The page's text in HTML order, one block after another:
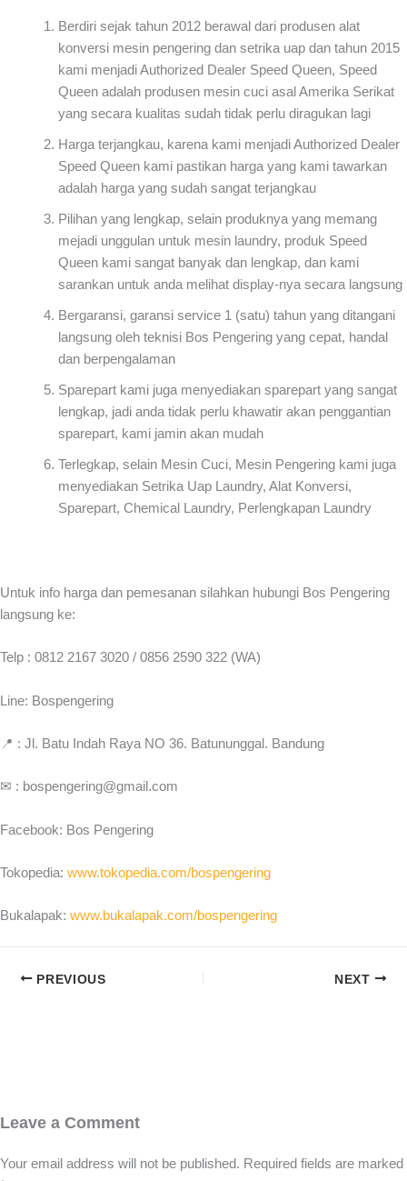
Berdiri sejak tahun 2012 berawal dari produsen alat
konversi mesin pengering dan setrika uap dan tahun 2015
kami menjadi Authorized Dealer Speed Queen, Speed
Queen adalah produsen mesin cuci asal Amerika Serikat
yang secara kualitas sudah tidak perlu diragukan lagi
Harga terjangkau, karena kami menjadi Authorized Dealer
Speed Queen kami pastikan harga yang kami tawarkan
adalah harga yang sudah sangat terjangkau
Pilihan yang lengkap, selain produknya yang memang
mejadi unggulan untuk mesin laundry, produk Speed
Queen kami sangat banyak dan lengkap, dan kami
sarankan untuk anda melihat display-nya secara langsung
Bergaransi, garansi service 1 (satu) tahun yang ditangani
langsung oleh teknisi Bos Pengering yang cepat, handal
dan berpengalaman
Sparepart kami juga menyediakan sparepart yang sangat
lengkap, jadi anda tidak perlu khawatir akan penggantian
sparepart, kami jamin akan mudah
Terlegkap, selain Mesin Cuci, Mesin Pengering kami juga
menyediakan Setrika Uap Laundry, Alat Konversi,
Sparepart, Chemical Laundry, Perlengkapan Laundry
Untuk info harga dan pemesanan silahkan hubungi Bos Pengering
langsung ke:
Telp : 0812 2167 3020 / 0856 2590 322 (WA)
Line: Bospengering
📍 : Jl. Batu Indah Raya NO 36. Batununggal. Bandung
✉ : bospengering@gmail.com
Facebook: Bos Pengering
Tokopedia: www.tokopedia.com/bospengering
Bukalapak: www.bukalapak.com/bospengering
PREVIOUS NEXT
Leave a Comment
Your email address will not be published. Required fields are marked